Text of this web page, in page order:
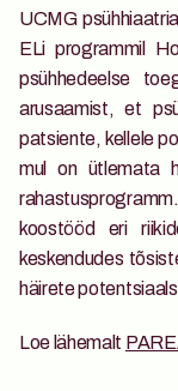
UCMG
ELi programmil
psühhedeelse
arusaamist, et
patsiente, kellele
mul on ütlemata
koostööd eri
keskendudes
häirete
Loe lähemalt